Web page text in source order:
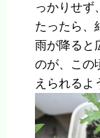
っかりせず
たったら、
雨が降ると
のが、この
えられるよ